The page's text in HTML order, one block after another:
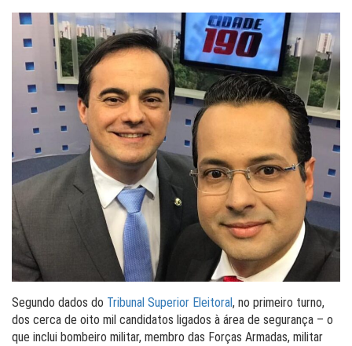
Segundo dados do Tribunal Superior Eleitoral, no primeiro turno,
dos cerca de oito mil candidatos ligados à área de segurança – o
que inclui bombeiro militar, membro das Forças Armadas, militar